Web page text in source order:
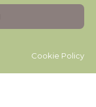
Cookie Policy